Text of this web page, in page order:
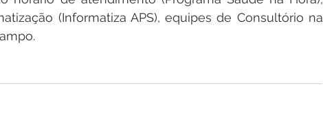
(Informatiza APS), equipes de Consultório na